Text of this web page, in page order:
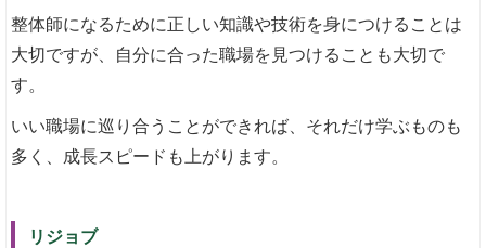
整体師になるために正しい知識や技術を身につけることは
大切ですが、自分に合った職場を見つけることも大切で
す。
いい職場に巡り合うことができれば、それだけ学ぶものも
多く、成長スピードも上がります。
リジョブ